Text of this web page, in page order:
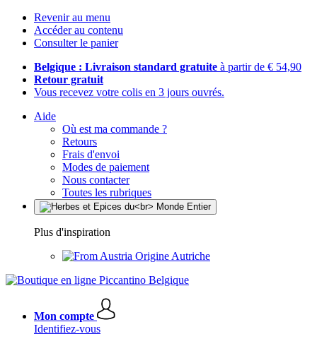
Revenir au menu
Accéder au contenu
Consulter le panier
Belgique : Livraison standard gratuite à partir de € 54,90
Retour gratuit
Vous recevez votre colis en 3 jours ouvrés.
Aide
Où est ma commande ?
Retours
Frais d'envoi
Modes de paiement
Nous contacter
Toutes les rubriques
Plus d'inspiration
Origine Autriche
Mon compte
Identifiez-vous